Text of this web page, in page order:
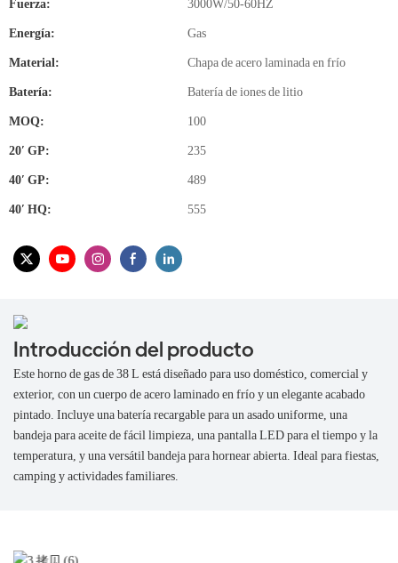
Fuerza: 3000W/50-60HZ
Energía: Gas
Material: Chapa de acero laminada en frío
Batería: Batería de iones de litio
MOQ: 100
20′ GP: 235
40′ GP: 489
40′ HQ: 555
Introducción del producto
Este horno de gas de 38 L está diseñado para uso doméstico, comercial y
exterior, con un cuerpo de acero laminado en frío y un elegante acabado
pintado. Incluye una batería recargable para un asado uniforme, una
bandeja para aceite de fácil limpieza, una pantalla LED para el tiempo y la
temperatura, y una versátil bandeja para hornear abierta. Ideal para fiestas,
camping y actividades familiares.